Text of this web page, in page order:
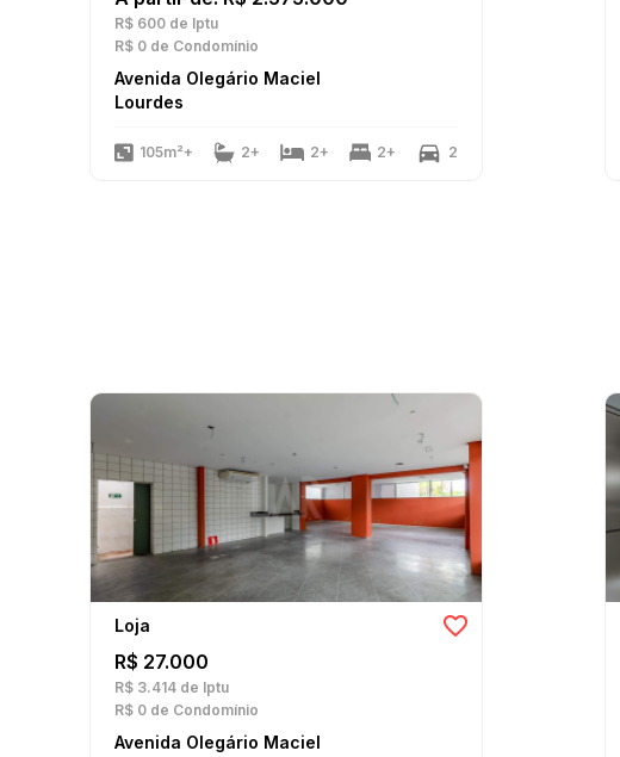
R$ 600 de Iptu
R$ 0 de Condomínio
Avenida Olegário Maciel
Lourdes
105m²+ 2+ 2+ 2+ 2
Loja
R$ 27.000
R$ 3.414 de Iptu
R$ 0 de Condomínio
Avenida Olegário Maciel